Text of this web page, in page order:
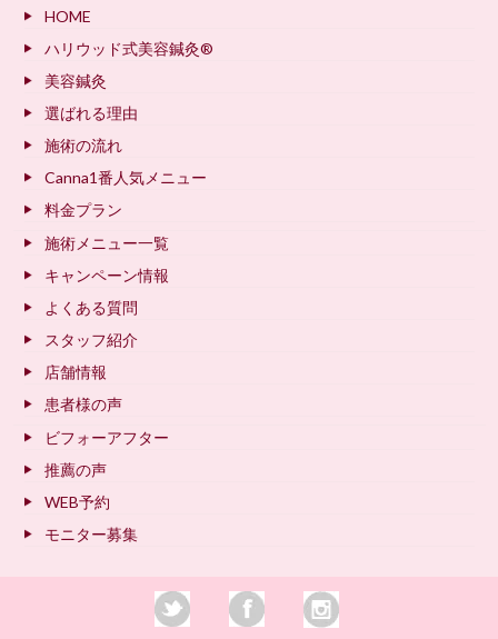
HOME
ハリウッド式美容鍼灸®
美容鍼灸
選ばれる理由
施術の流れ
Canna1番人気メニュー
料金プラン
施術メニュー一覧
キャンペーン情報
よくある質問
スタッフ紹介
店舗情報
患者様の声
ビフォーアフター
推薦の声
WEB予約
モニター募集